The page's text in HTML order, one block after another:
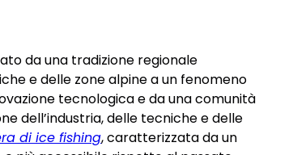
da una tradizione regionale
e delle zone alpine a un fenomeno
tecnologica e da una comunità
dell’industria, delle tecniche e delle
di ice fishing, caratterizzata da un